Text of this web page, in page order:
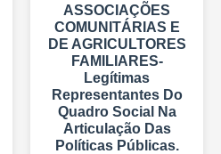
ASSOCIAÇÕES
COMUNITÁRIAS E
DE AGRICULTORES
FAMILIARES-
Legítimas
Representantes Do
Quadro Social Na
Articulação Das
Políticas Públicas.